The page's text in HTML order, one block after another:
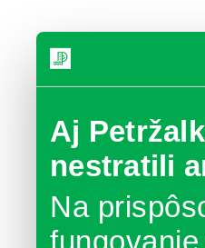
Aj
nestratili
Na